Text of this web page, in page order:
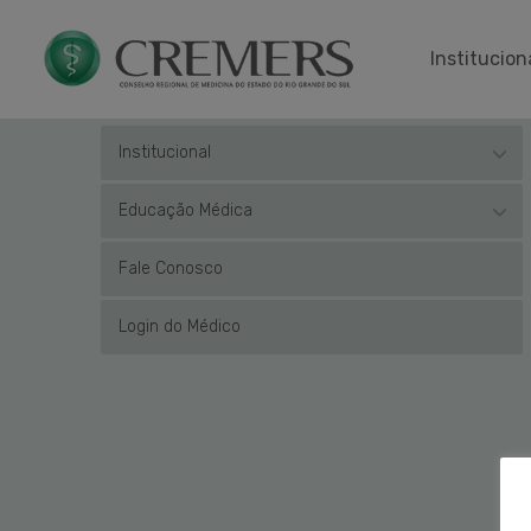
Institucional
Educação Médica
Fale Conosco
Login do Médico